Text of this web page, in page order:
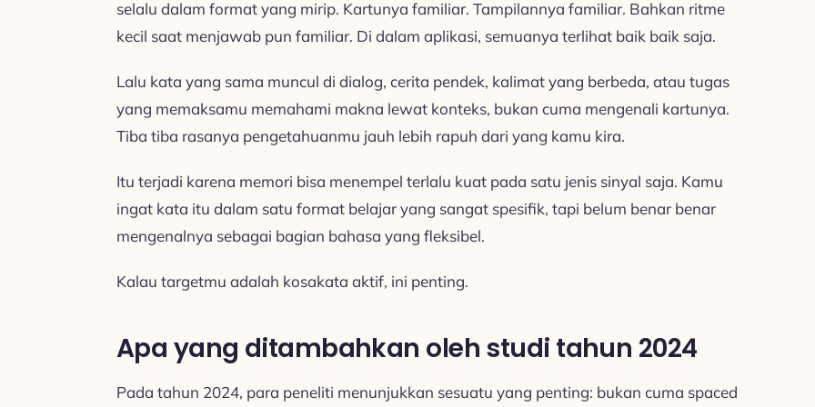
selalu dalam format yang mirip. Kartunya familiar. Tampilannya familiar. Bahkan ritme
kecil saat menjawab pun familiar. Di dalam aplikasi, semuanya terlihat baik baik saja.
Lalu kata yang sama muncul di dialog, cerita pendek, kalimat yang berbeda, atau tugas
yang memaksamu memahami makna lewat konteks, bukan cuma mengenali kartunya.
Tiba tiba rasanya pengetahuanmu jauh lebih rapuh dari yang kamu kira.
Itu terjadi karena memori bisa menempel terlalu kuat pada satu jenis sinyal saja. Kamu
ingat kata itu dalam satu format belajar yang sangat spesifik, tapi belum benar benar
mengenalnya sebagai bagian bahasa yang fleksibel.
Kalau targetmu adalah kosakata aktif, ini penting.
Apa yang ditambahkan oleh studi tahun 2024
Pada tahun 2024, para peneliti menunjukkan sesuatu yang penting: bukan cuma spaced